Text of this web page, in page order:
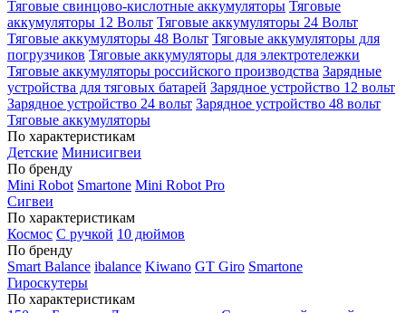
Тяговые свинцово-кислотные аккумуляторы Тяговые
аккумуляторы 12 Вольт Тяговые аккумуляторы 24 Вольт
Тяговые аккумуляторы 48 Вольт Тяговые аккумуляторы для
погрузчиков Тяговые аккумуляторы для электротележки
Тяговые аккумуляторы российского производства Зарядные
устройства для тяговых батарей Зарядное устройство 12 вольт
Зарядное устройство 24 вольт Зарядное устройство 48 вольт
Тяговые аккумуляторы
По характеристикам
Детские Минисигвеи
По бренду
Mini Robot Smartone Mini Robot Pro
Сигвеи
По характеристикам
Космос С ручкой 10 дюймов
По бренду
Smart Balance ibalance Kiwano GT Giro Smartone
Гироскутеры
По характеристикам